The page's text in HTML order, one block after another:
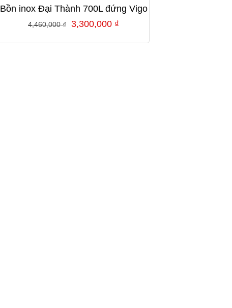
Bồn inox Đại Thành 700L đứng Vigo
4,460,000₫
Giá
3,300,000 ₫